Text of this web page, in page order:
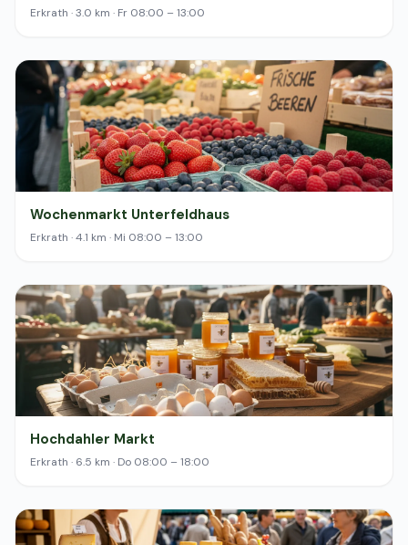
Erkrath · 3.0 km · Fr 08:00 – 13:00
Wochenmarkt Unterfeldhaus
Erkrath · 4.1 km · Mi 08:00 – 13:00
Hochdahler Markt
Erkrath · 6.5 km · Do 08:00 – 18:00